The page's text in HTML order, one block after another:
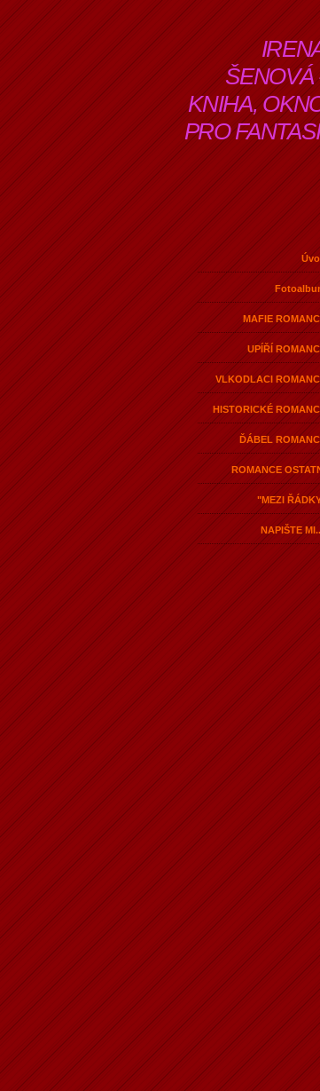
ŠENOVÁ
KNIHA,
PRO
MAFIE
UPÍŘÍ
VLKODLACI
HISTORICKÉ
ĎÁBEL
ROMANCE
"MEZI
NAPIŠTE